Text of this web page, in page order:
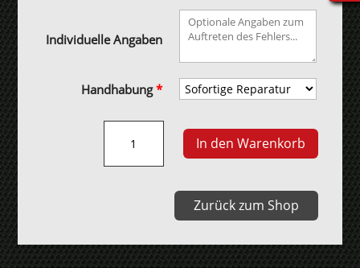
Individuelle Angaben
Handhabung*
Steuergerät
In den Warenkorb
Zurück zum Shop